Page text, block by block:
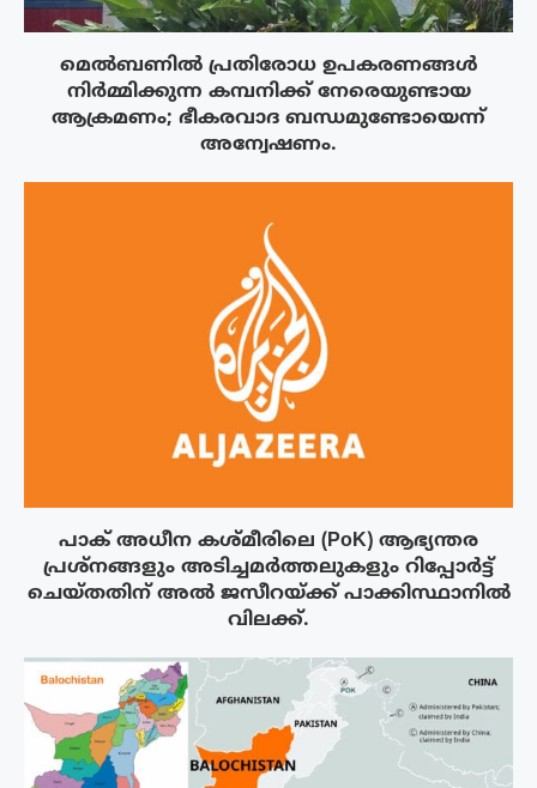
മെൽബണിൽ പ്രതിരോധ ഉപകരണങ്ങൾ
നിർമ്മിക്കുന്ന കമ്പനിക്ക് നേരെയുണ്ടായ
ആക്രമണം; ഭീകരവാദ ബന്ധമുണ്ടോയെന്ന്
അന്വേഷണം.
പാക് അധീന കശ്മീരിലെ (PoK) ആഭ്യന്തര
പ്രശ്നങ്ങളും അടിച്ചമർത്തലുകളും റിപ്പോർട്ട്
ചെയ്തതിന് അൽ ജസീറയ്‌ക്ക് പാക്കിസ്ഥാനിൽ
വിലക്ക്.